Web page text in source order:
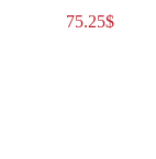
75.25$